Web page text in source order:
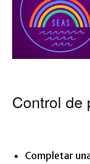
Control de
Completar